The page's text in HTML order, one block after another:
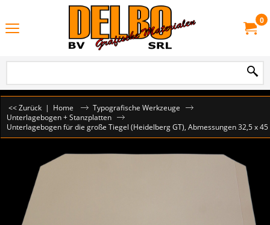
0
<< Zurück | Home
Typografische Werkzeuge
Unterlagebogen + Stanzplatten
Unterlagebogen für die große Tiegel (Heidelberg GT), Abmessungen 32,5 x